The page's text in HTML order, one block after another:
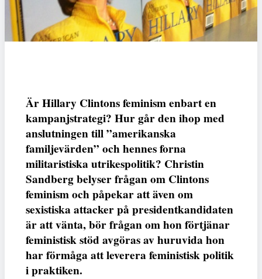
Är Hillary Clintons feminism enbart en
kampanjstrategi? Hur går den ihop med
anslutningen till ”amerikanska
familjevärden” och hennes forna
militaristiska utrikespolitik? Christin
Sandberg belyser frågan om Clintons
feminism och påpekar att även om
sexistiska attacker på presidentkandidaten
är att vänta, bör frågan om hon förtjänar
feministisk stöd avgöras av huruvida hon
har förmåga att leverera feministisk politik
i praktiken.